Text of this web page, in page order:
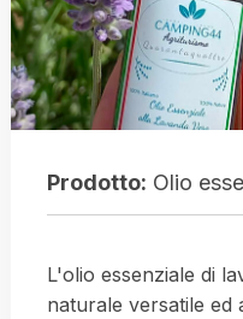
Prodotto: Olio
L'olio essenziale di
naturale versatile ed